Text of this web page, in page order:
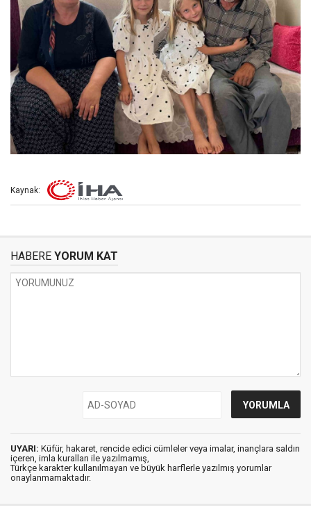
Kaynak:
HABERE YORUM KAT
UYARI: Küfür, hakaret, rencide edici cümleler veya imalar, inançlara saldırı
içeren, imla kuralları ile yazılmamış,
Türkçe karakter kullanılmayan ve büyük harflerle yazılmış yorumlar
onaylanmamaktadır.